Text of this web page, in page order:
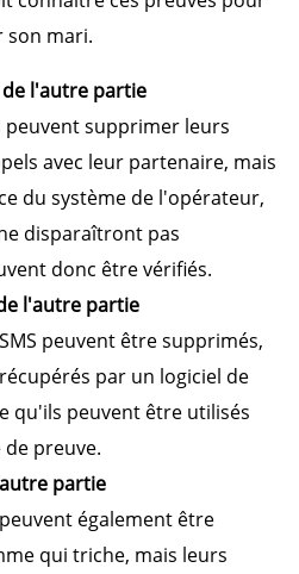
son mari.
l'autre partie
peuvent supprimer leurs
avec leur partenaire, mais
du système de l'opérateur,
disparaîtront pas
donc être vérifiés.
l'autre partie
peuvent être supprimés,
par un logiciel de
qu'ils peuvent être utilisés
preuve.
partie
également être
qui triche, mais leurs